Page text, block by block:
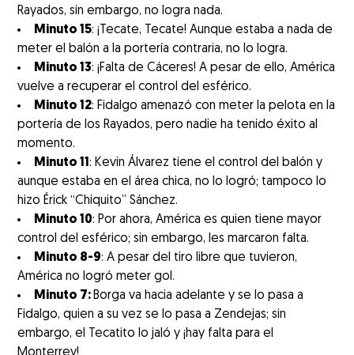
Rayados, sin embargo, no logra nada.
Minuto 15: ¡Tecate, Tecate! Aunque estaba a nada de
meter el balón a la portería contraria, no lo logra.
Minuto 13: ¡Falta de Cáceres! A pesar de ello, América
vuelve a recuperar el control del esférico.
Minuto 12: Fidalgo amenazó con meter la pelota en la
portería de los Rayados, pero nadie ha tenido éxito al
momento.
Minuto 11: Kevin Álvarez tiene el control del balón y
aunque estaba en el área chica, no lo logró; tampoco lo
hizo Érick “Chiquito” Sánchez.
Minuto 10: Por ahora, América es quien tiene mayor
control del esférico; sin embargo, les marcaron falta.
Minuto 8-9: A pesar del tiro libre que tuvieron,
América no logró meter gol.
Minuto 7: Borga va hacia adelante y se lo pasa a
Fidalgo, quien a su vez se lo pasa a Zendejas; sin
embargo, el Tecatito lo jaló y ¡hay falta para el